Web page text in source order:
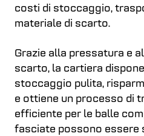
costi di stoccaggio,
materiale di scarto.
Grazie alla pressatura e
scarto, la cartiera dispone
stoccaggio pulita,
e ottiene un processo di
efficiente per le balle
fasciate possono essere